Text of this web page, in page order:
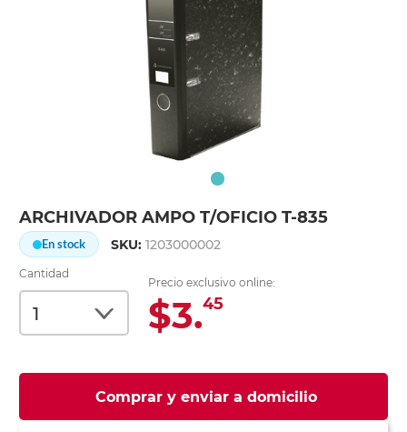
ARCHIVADOR AMPO T/OFICIO T-835
En stock SKU:1203000002
Cantidad
Precio exclusivo online:
$3.45
Comprar y enviar a domicilio